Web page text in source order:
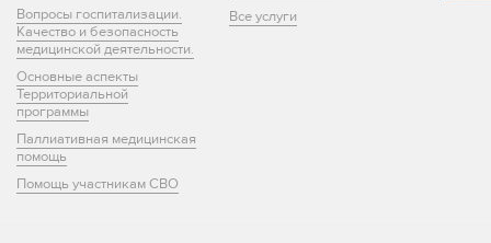
Вопросы госпитализации.
Качество и безопасность
медицинской деятельности.
Основные аспекты
Территориальной
программы
Паллиативная медицинская
помощь
Помощь участникам СВО
Все услуги